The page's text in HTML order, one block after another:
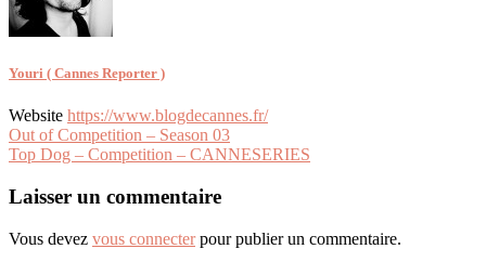
Youri ( Cannes Reporter )
Website https://www.blogdecannes.fr/
Navigation
de
l’article
Out of Competition – Season 03
Top Dog – Competition – CANNESERIES
Laisser un commentaire
Vous devez vous connecterpour publier un commentaire.